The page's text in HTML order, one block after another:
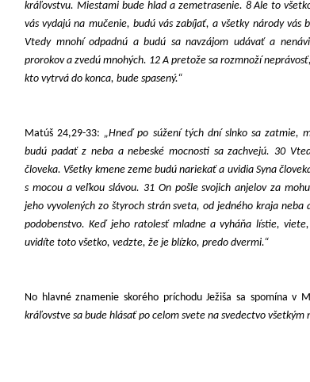
kráľovstvu. Miestami bude hlad a zemetrasenie. 8 Ale to
vás vydajú na mučenie, budú vás zabíjať, a všetky národy vás
Vtedy mnohí odpadnú a budú sa navzájom udávať a
prorokov a zvedú mnohých. 12 A pretože sa rozmnoží
kto vytrvá do konca, bude spasený.“
Matúš 24,29-33: „Hneď po súžení tých dní slnko sa zatmie,
budú padať z neba a nebeské mocnosti sa zachvejú. 30
človeka. Všetky kmene zeme budú nariekať a uvidia Syna
s mocou a veľkou slávou. 31 On pošle svojich anjelov za
jeho vyvolených zo štyroch strán sveta, od jedného kraja neba
podobenstvo. Keď jeho ratolesť mladne a vyháňa lístie,
uvidíte toto všetko, vedzte, že je blízko, predo dvermi.“
No hlavné znamenie skorého príchodu Ježiša sa spomína v
kráľovstve sa bude hlásať po celom svete na svedectvo